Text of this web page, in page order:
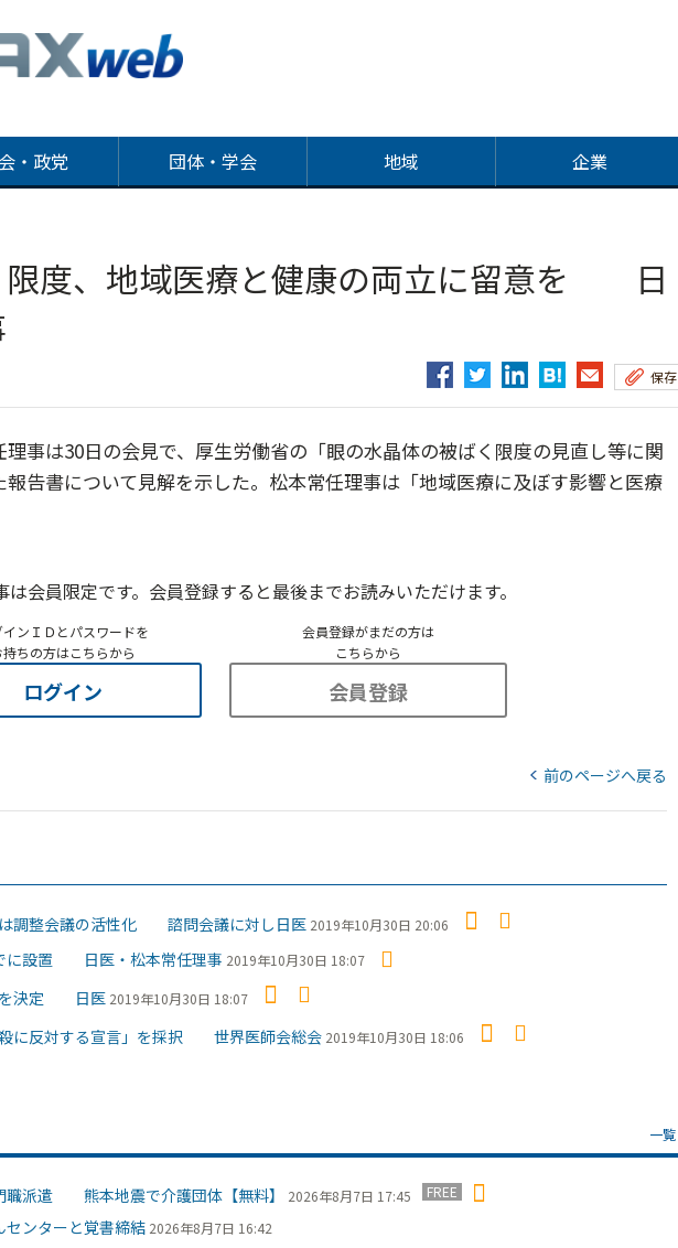
・政党 団体・学会 地域 企業
限度、地域医療と健康の両立に留意を 日
保存
事は30日の会見で、厚生労働省の「眼の水晶体の被ばく限度の見直し等に関
告書について見解を示した。松本常任理事は「地域医療に及ぼす影響と医療
は会員限定です。会員登録すると最後までお読みいただけます。
インＩＤとパスワードを
持ちの方はこちらから
ログイン
会員登録がまだの方は
こちらから
会員登録
前のページへ戻る
は調整会議の活性化 諮問会議に対し日医 2019年10月30日 20:06
に設置 日医・松本常任理事 2019年10月30日 18:07
を決定 日医 2019年10月30日 18:07
殺に反対する宣言」を採択 世界医師会総会 2019年10月30日 18:06
一覧
職派遣 熊本地震で介護団体【無料】 2026年8月7日 17:45 FREE
センターと覚書締結 2026年8月7日 16:42